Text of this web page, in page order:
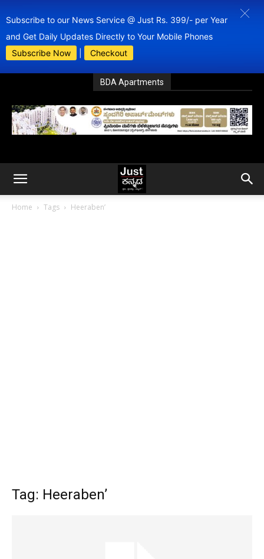
Subscribe to our News Service @ Just Rs. 399/- per Year
and Get Daily Updates Directly to Your Mobile Phones
Subscribe Now
Checkout
BDA Apartments
Home Tags Heeraben’
Tag: Heeraben’